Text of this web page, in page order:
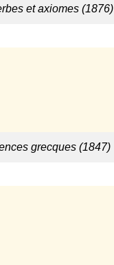
et axiomes (1876)
grecques (1847)